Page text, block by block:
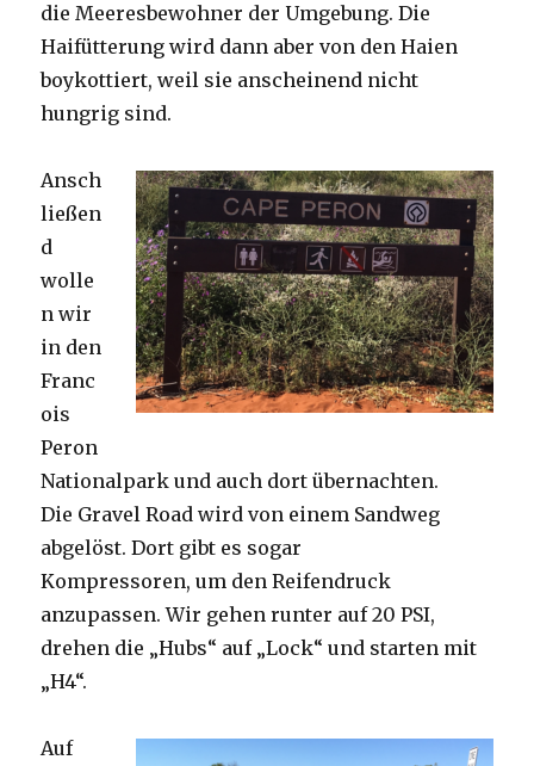
die Meeresbewohner der Umgebung. Die
Haifütterung wird dann aber von den Haien
boykottiert, weil sie anscheinend nicht
hungrig sind.
Ansch
ließen
d
wolle
n wir
in den
Franc
ois
Peron
Nationalpark und auch dort übernachten.
Die Gravel Road wird von einem Sandweg
abgelöst. Dort gibt es sogar
Kompressoren, um den Reifendruck
anzupassen. Wir gehen runter auf 20 PSI,
drehen die „Hubs“ auf „Lock“ und starten mit
„H4“.
Auf